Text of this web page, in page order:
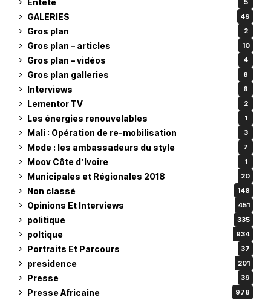
5
GALERIES 49
Gros plan 2
Gros plan – articles 10
Gros plan – vidéos 4
Gros plan galleries 8
Interviews 6
Lementor TV 2
Les énergies renouvelables 1
Mali : Opération de re-mobilisation 3
Mode : les ambassadeurs du style 7
Moov Côte d’Ivoire 1
Municipales et Régionales 2018 20
Non classé 148
Opinions Et Interviews 451
politique 335
poltique 934
Portraits Et Parcours 37
presidence 201
Presse 39
Presse Africaine 978